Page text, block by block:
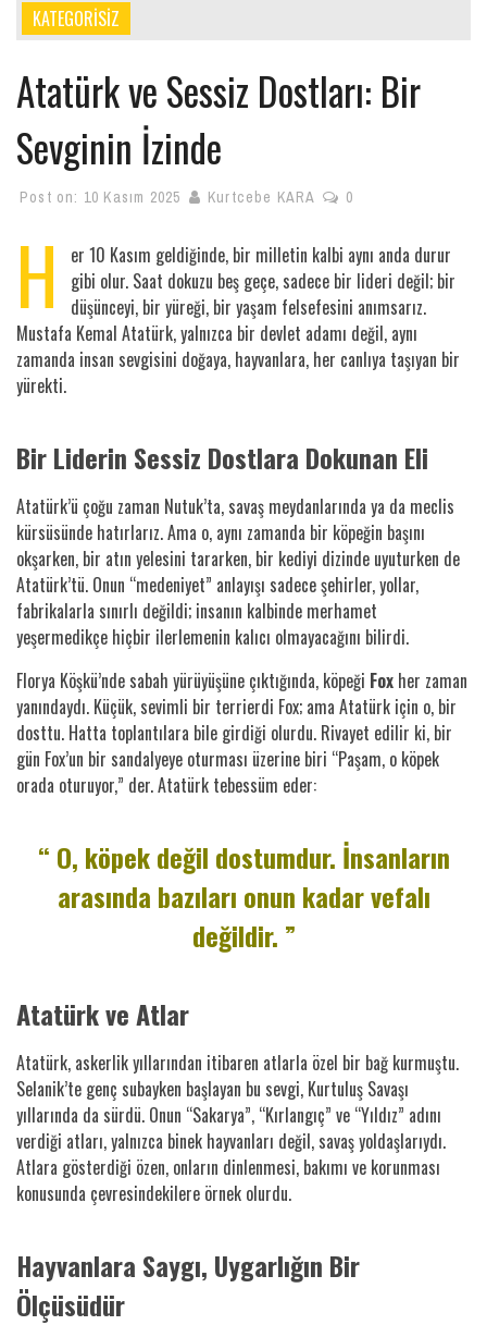
KATEGORİSİZ
Atatürk ve Sessiz Dostları: Bir
Sevginin İzinde
Post on: 10 Kasım 2025 Kurtcebe KARA 0
H
er 10 Kasım geldiğinde, bir milletin kalbi aynı anda durur
gibi olur. Saat dokuzu beş geçe, sadece bir lideri değil; bir
düşünceyi, bir yüreği, bir yaşam felsefesini anımsarız.
Mustafa Kemal Atatürk, yalnızca bir devlet adamı değil, aynı
zamanda insan sevgisini doğaya, hayvanlara, her canlıya taşıyan bir
yürekti.
Bir Liderin Sessiz Dostlara Dokunan Eli
Atatürk’ü çoğu zaman Nutuk’ta, savaş meydanlarında ya da meclis
kürsüsünde hatırlarız. Ama o, aynı zamanda bir köpeğin başını
okşarken, bir atın yelesini tararken, bir kediyi dizinde uyuturken de
Atatürk’tü. Onun “medeniyet” anlayışı sadece şehirler, yollar,
fabrikalarla sınırlı değildi; insanın kalbinde merhamet
yeşermedikçe hiçbir ilerlemenin kalıcı olmayacağını bilirdi.
Florya Köşkü’nde sabah yürüyüşüne çıktığında, köpeği Fox her zaman
yanındaydı. Küçük, sevimli bir terrierdi Fox; ama Atatürk için o, bir
dosttu. Hatta toplantılara bile girdiği olurdu. Rivayet edilir ki, bir
gün Fox’un bir sandalyeye oturması üzerine biri “Paşam, o köpek
orada oturuyor,” der. Atatürk tebessüm eder:
“ O, köpek değil dostumdur. İnsanların
arasında bazıları onun kadar vefalı
değildir. ”
Atatürk ve Atlar
Atatürk, askerlik yıllarından itibaren atlarla özel bir bağ kurmuştu.
Selanik’te genç subayken başlayan bu sevgi, Kurtuluş Savaşı
yıllarında da sürdü. Onun “Sakarya”, “Kırlangıç” ve “Yıldız” adını
verdiği atları, yalnızca binek hayvanları değil, savaş yoldaşlarıydı.
Atlara gösterdiği özen, onların dinlenmesi, bakımı ve korunması
konusunda çevresindekilere örnek olurdu.
Hayvanlara Saygı, Uygarlığın Bir
Ölçüsüdür